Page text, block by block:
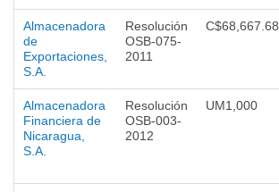
Almacenadora
de
Exportaciones,
S.A.
Resolución
OSB-075-
2011
C$68,667.68
Almacenadora
Financiera de
Nicaragua,
S.A.
Resolución
OSB-003-
2012
UM1,000